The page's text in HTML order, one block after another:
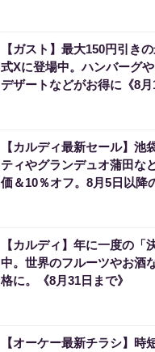
【ガスト】最大150円引き
式Xに登場中。ハンバーグや
デザートなどがお得に《8月
【カルディ最新セール】池
ティやグランデュオ蒲田な
価＆10％オフ。8月5日以降
【カルディ】年に一度の「
中。世界のフルーツやお酒
格に。《8月31日まで》
【オーケー最新チラシ】時